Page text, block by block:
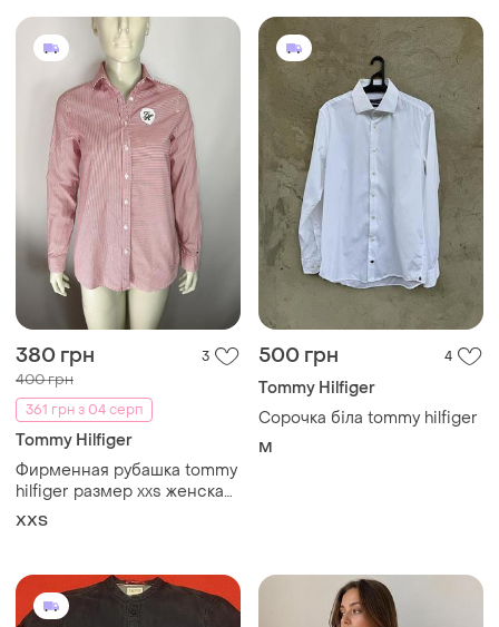
380 грн 3
400 грн
361 грн з 04 серп
Tommy Hilfiger
Фирменная рубашка tommy
hilfiger размер xxs женская
рубашка сорочка жіноча у
XХS
500 грн 4
Tommy Hilfiger
Сорочка біла tommy hilfiger
M